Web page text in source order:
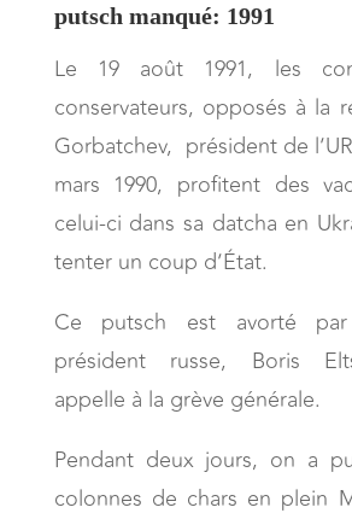
putsch manqué: 1991
Le 19 août 1991, les
conservateurs, opposés à la
Gorbatchev, président de
mars 1990, profitent des
celui-ci dans sa datcha en
tenter un coup d’État.
Ce putsch est avorté
président russe, Boris
appelle à la grève générale.
Pendant deux jours, on a
colonnes de chars en plein